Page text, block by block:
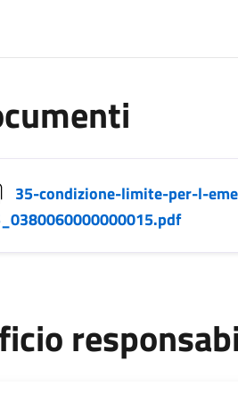
35-condizione-limite-per-l-